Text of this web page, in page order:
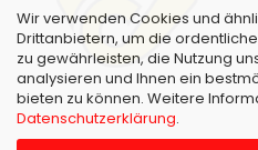
Wir verwenden Cookies und
Drittanbietern, um die
zu gewährleisten, die Nutzung
analysieren und Ihnen ein
bieten zu können. Weitere
Datenschutzerklärung.